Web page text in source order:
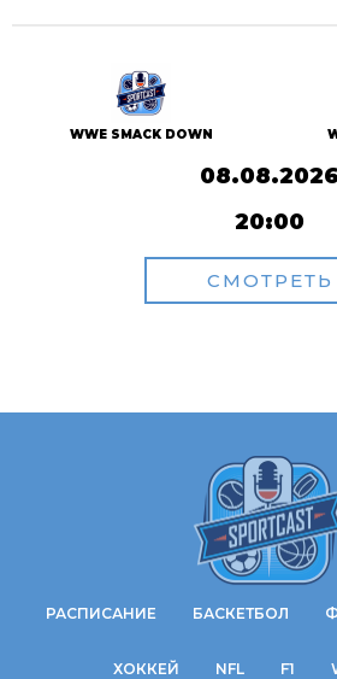
WWE SMACK DOWN
08.08.2026
20:00
СМОТРЕТЬ
РАСПИСАНИЕ БАСКЕТБОЛ
ХОККЕЙ NFL F1